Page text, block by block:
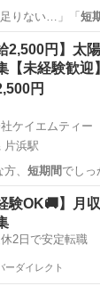
りない…」「 短
他
2,500円】太
【未経験歓迎】
円
ケイエムティー
片浜駅
、 短期間
駅 その他
験OK🚚】月
2日で安定転職
ーダイレクト